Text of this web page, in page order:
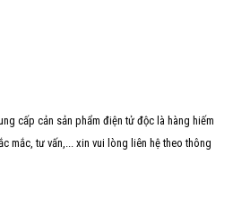
cấp cản sản phẩm điện tử độc là hàng hiếm
mắc, tư vấn,... xin vui lòng liên hệ theo thông